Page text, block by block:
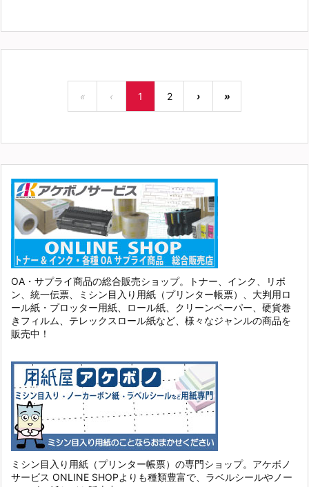
« ‹ 1 2 › »
OA・サプライ商品の総合販売ショップ。トナー、インク、リボ
ン、統一伝票、ミシン目入り用紙（プリンター帳票）、大判用ロ
ール紙・プロッター用紙、ロール紙、クリーンペーパー、硬貨巻
きフィルム、テレックスロール紙など、様々なジャンルの商品を
販売中！
ミシン目入り用紙（プリンター帳票）の専門ショップ。アケボノ
サービス ONLINE SHOPよりも種類豊富で、ラベルシールやノー